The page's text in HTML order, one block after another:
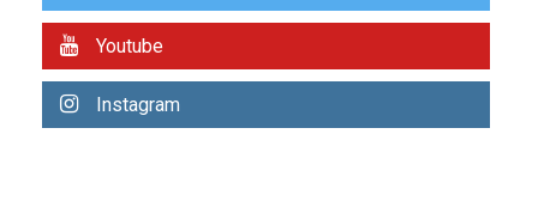
2
TITULARES
ÚLTIMA HORA
plan fallido de privatización
Youtube
Instagram